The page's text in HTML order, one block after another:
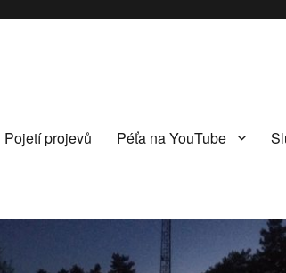
Pojetí projevů Péťa na YouTube